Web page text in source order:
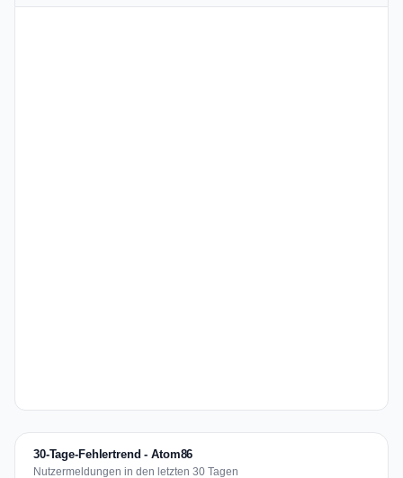
30-Tage-Fehlertrend - Atom86
Nutzermeldungen in den letzten 30 Tagen